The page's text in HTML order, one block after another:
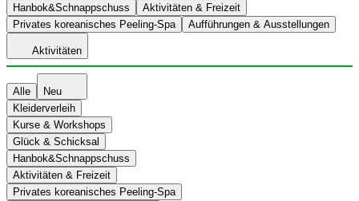
Hanbok&Schnappschuss
Aktivitäten & Freizeit
Privates koreanisches Peeling-Spa
Aufführungen & Ausstellungen
Aktivitäten
Alle
Neu
Kleiderverleih
Kurse & Workshops
Glück & Schicksal
Hanbok&Schnappschuss
Aktivitäten & Freizeit
Privates koreanisches Peeling-Spa